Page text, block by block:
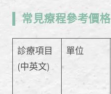
常見療程參考價格
診療項目
(中英文)
單位